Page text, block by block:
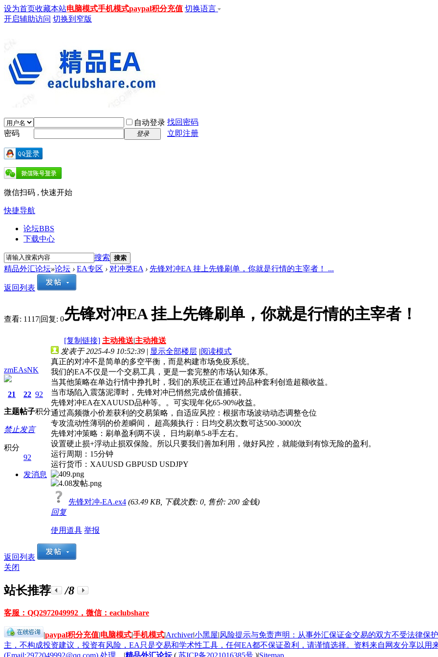
设为首页收藏本站电脑模式手机模式paypal积分充值 切换语言
开启辅助访问 切换到窄版
自动登录 找回密码
密码
登录 立即注册
微信扫码 , 快速开始
快捷导航
论坛BBS
下载中心
搜索 搜索
精品外汇论坛»论坛 › EA专区 › 对冲类EA › 先锋对冲EA 挂上先锋刷单，你就是行情的主宰者！ ...
返回列表
查看: 1117|回复: 0先锋对冲EA 挂上先锋刷单，你就是行情的主宰者！
[复制链接] 主动推送|主动推送
zmEAsNK
21
主题
22
帖子
92
积分
禁止发言
积分
92
发消息
发表于 2025-4-9 10:52:39 | 显示全部楼层 |阅读模式
真正的对冲不是简单的多空平衡，而是构建市场免疫系统。
我们的EA不仅是一个交易工具，更是一套完整的市场认知体系。
当其他策略在单边行情中挣扎时，我们的系统正在通过跨品种套利创造超额收益。
当市场陷入震荡泥潭时，先锋对冲已悄然完成价值捕获。
先锋对冲EA在XAUUSD品种等。。可实现年化65-90%收益。
通过高频微小价差获利的交易策略，自适应风控：根据市场波动动态调整仓位
专攻流动性薄弱的价差瞬间， 超高频执行：日均交易次数可达500-3000次
先锋对冲策略：刷单盈利两不误， 日均刷单5-8手左右。
设置硬止损+浮动止损双保险。所以只要我们善加利用，做好风控，就能做到有惊无险的盈利。
运行周期：15分钟
运行货币：XAUUSD GBPUSD USDJPY
先锋对冲-EA.ex4 (63.49 KB, 下载次数: 0, 售价: 200 金钱)
回复
使用道具 举报
返回列表
关闭
站长推荐 /8
客服：QQ2972049992，微信：eaclubshare
|paypal积分充值|电脑模式|手机模式|Archiver|小黑屋|风险提示与免责声明：从事外汇保证金交易的双方不受法律保
主，不构成投资建议，投资有风险，EA只是交易和学术性工具，任何EA都不保证盈利，请谨慎选择。资料来自网友分享以用
(Email:2972049992@qq.com) 处理。 |精品外汇论坛( 苏ICP备2021016385号 )|Sitemap